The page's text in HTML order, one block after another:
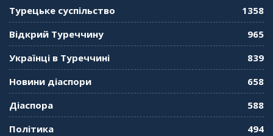
"Дзеркало діаспори". Випуск 11. Олександр
"Дзеркало діаспори". Випуск 10. Тонкощі та
Турецьке суспільство
1358
Відкрий Туреччину
965
Українці в Туреччині
839
Новини діаспори
658
Діаспора
588
Політика
494